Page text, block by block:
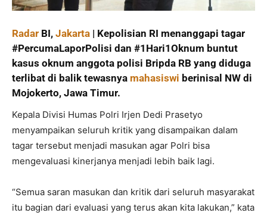
Radar BI, Jakarta | Kepolisian RI menanggapi tagar
#PercumaLaporPolisi dan #1Hari1Oknum buntut
kasus oknum anggota polisi Bripda RB yang diduga
terlibat di balik tewasnya mahasiswi berinisal NW di
Mojokerto, Jawa Timur.
Kepala Divisi Humas Polri Irjen Dedi Prasetyo
menyampaikan seluruh kritik yang disampaikan dalam
tagar tersebut menjadi masukan agar Polri bisa
mengevaluasi kinerjanya menjadi lebih baik lagi.
“Semua saran masukan dan kritik dari seluruh masyarakat
itu bagian dari evaluasi yang terus akan kita lakukan,” kata